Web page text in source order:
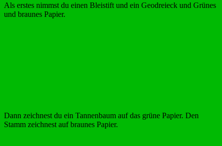
Als erstes nimmst du einen Bleistift und ein Geodreieck und Grünes
und braunes Papier.
Dann zeichnest du ein Tannenbaum auf das grüne Papier. Den
Stamm zeichnest auf braunes Papier.